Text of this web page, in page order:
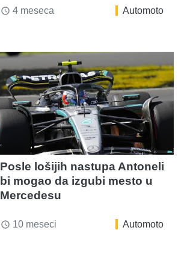
access_time 4 meseca Automoto
Posle lošijih nastupa Antoneli
bi mogao da izgubi mesto u
Mercedesu
access_time 10 meseci Automoto